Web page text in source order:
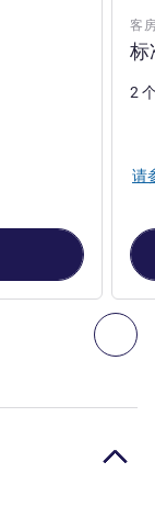
下
双人床 , 客房 2 :
客
标
2
请